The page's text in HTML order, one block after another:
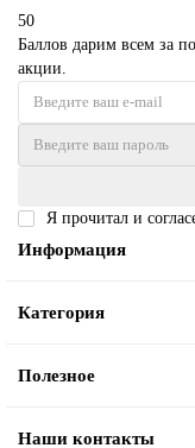
50
Баллов дарим всем за
акции.
Я прочитал и
Информация
Категория
Полезное
Наши контакты